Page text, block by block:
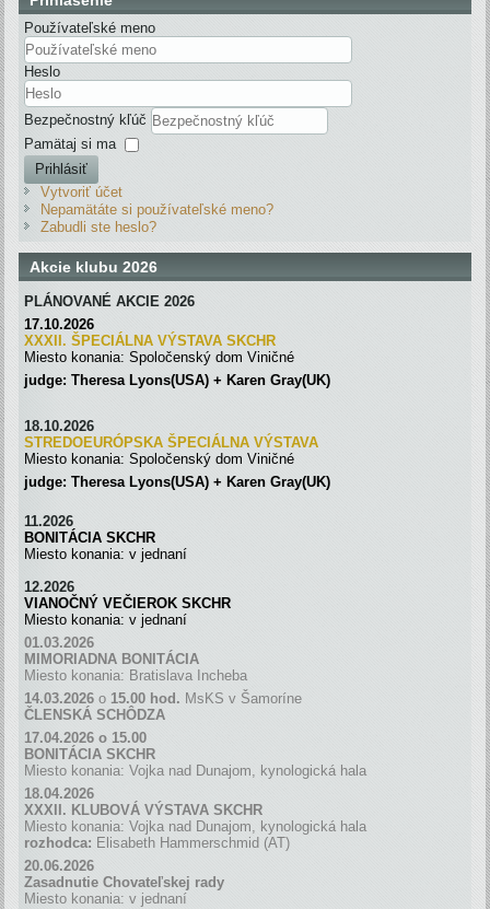
Používateľské meno
Heslo
Bezpečnostný kľúč
Pamätaj si ma
Prihlásiť
Vytvoriť účet
Nepamätáte si používateľské meno?
Zabudli ste heslo?
Akcie klubu 2026
PLÁNOVANÉ AKCIE 2026
17.10.2026
XXXII. ŠPECIÁLNA VÝSTAVA SKCH R
Miesto konania: Spoločenský dom Viničné
judge: Theresa Lyons(USA) + Karen Gray(UK)
18.10.2026
STREDOEURÓPSKA ŠPECIÁLNA VÝSTAVA
Miesto konania: Spoločenský dom Viničné
judge: Theresa Lyons(USA) + Karen Gray(UK)
11.2026
BONITÁCIA SKCHR
Miesto konania: v jednaní
12.2026
VIANOČNÝ VEČIEROK SKCHR
Miesto konania: v jednaní
01.03.2026
MIMORIADNA BONITÁCIA
Miesto konania: Bratislava Incheba
14.03.2026 o15.00 hod. MsKS v Šamoríne
ČLENSKÁ SCHÔDZA
17.04.2026 o 15.00
BONITÁCIA SKCHR
Miesto konania: Vojka nad Dunajom, kynologická hala
18.04.2026
XXXII. KLUBOVÁ VÝSTAVA SKCHR
Miesto konania: Vojka nad Dunajom, kynologická hala
rozhodca: Elisabeth Hammerschmid (AT)
20.06.2026
Zasadnutie Chovateľskej rady
Miesto konania: v jednaní